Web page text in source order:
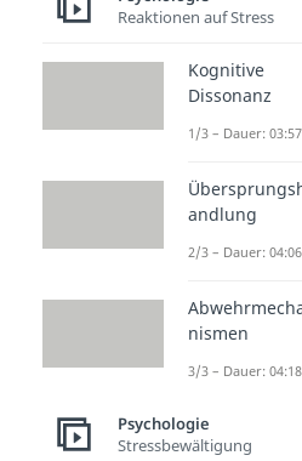
bewusst zu
wichtig
dass auch
Erreichen
starkes
leichter,
Reaktionen auf Stress
Kognitive
Dissonanz
1/3 – Dauer: 03:57
andlung
2/3 – Dauer: 04:06
nismen
3/3 – Dauer: 04:18
Psychologie
Stressbewältigung